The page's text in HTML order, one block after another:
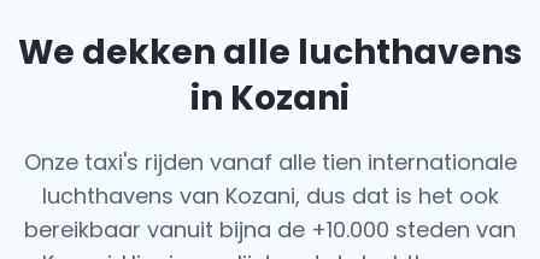
We dekken alle luchthavens
in Kozani
Onze taxi's rijden vanaf alle tien internationale
luchthavens van Kozani, dus dat is het ook
bereikbaar vanuit bijna de +10.000 steden van